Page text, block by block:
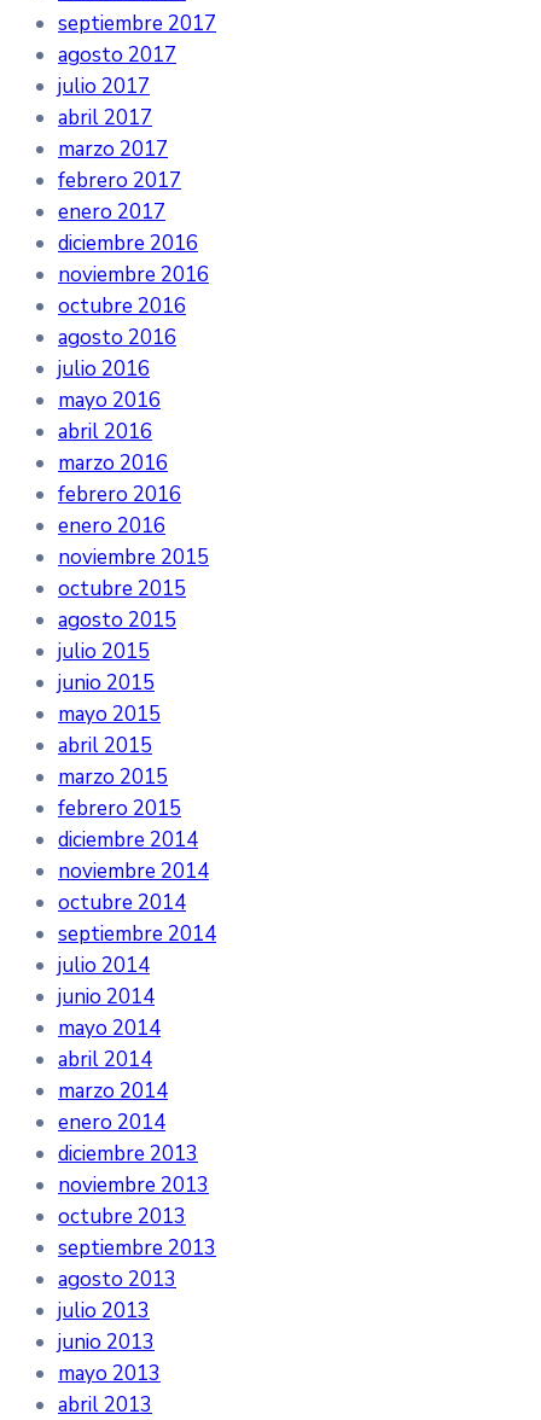
septiembre 2017
agosto 2017
julio 2017
abril 2017
marzo 2017
febrero 2017
enero 2017
diciembre 2016
noviembre 2016
octubre 2016
agosto 2016
julio 2016
mayo 2016
abril 2016
marzo 2016
febrero 2016
enero 2016
noviembre 2015
octubre 2015
agosto 2015
julio 2015
junio 2015
mayo 2015
abril 2015
marzo 2015
febrero 2015
diciembre 2014
noviembre 2014
octubre 2014
septiembre 2014
julio 2014
junio 2014
mayo 2014
abril 2014
marzo 2014
enero 2014
diciembre 2013
noviembre 2013
octubre 2013
septiembre 2013
agosto 2013
julio 2013
junio 2013
mayo 2013
abril 2013